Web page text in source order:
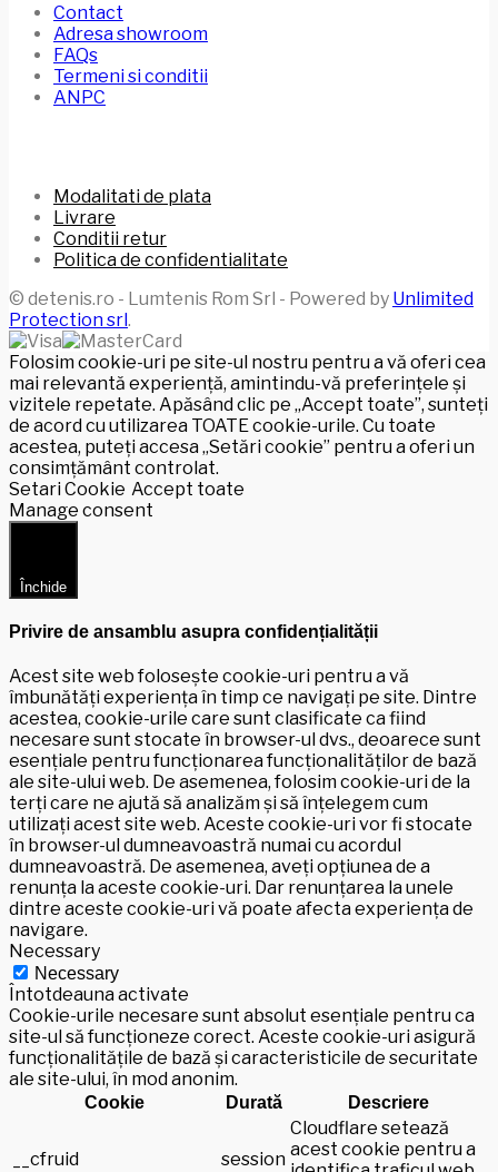
Contact
Adresa showroom
FAQs
Termeni si conditii
ANPC
Modalitati de plata
Livrare
Conditii retur
Politica de confidentialitate
© detenis.ro - Lumtenis Rom Srl - Powered by Unlimited
Protection srl.
Folosim cookie-uri pe site-ul nostru pentru a vă oferi cea
mai relevantă experiență, amintindu-vă preferințele și
vizitele repetate. Apăsând clic pe „Accept toate”, sunteți
de acord cu utilizarea TOATE cookie-urile. Cu toate
acestea, puteți accesa „Setări cookie” pentru a oferi un
consimțământ controlat.
Setari Cookie Accept toate
Manage consent
Închide
Privire de ansamblu asupra confidențialității
Acest site web folosește cookie-uri pentru a vă
îmbunătăți experiența în timp ce navigați pe site. Dintre
acestea, cookie-urile care sunt clasificate ca fiind
necesare sunt stocate în browser-ul dvs., deoarece sunt
esențiale pentru funcționarea funcționalităților de bază
ale site-ului web. De asemenea, folosim cookie-uri de la
terți care ne ajută să analizăm și să înțelegem cum
utilizați acest site web. Aceste cookie-uri vor fi stocate
în browser-ul dumneavoastră numai cu acordul
dumneavoastră. De asemenea, aveți opțiunea de a
renunța la aceste cookie-uri. Dar renunțarea la unele
dintre aceste cookie-uri vă poate afecta experiența de
navigare.
Necessary
Necessary
Întotdeauna activate
Cookie-urile necesare sunt absolut esențiale pentru ca
site-ul să funcționeze corect. Aceste cookie-uri asigură
funcționalitățile de bază și caracteristicile de securitate
ale site-ului, în mod anonim.
Cookie Durată Descriere
__cfruid session
Cloudflare setează
acest cookie pentru a